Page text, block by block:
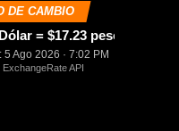
DE CAMBIO
= $17.23 pesos
Ago 2026 · 7:02 PM
ExchangeRate API